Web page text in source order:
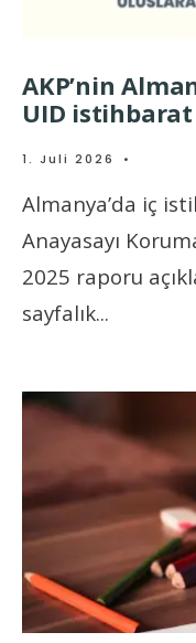
AKP’nin
UID
1. Juli 2026 •
Almanya’da iç
Anayasayı
2025 raporu
sayfalık...